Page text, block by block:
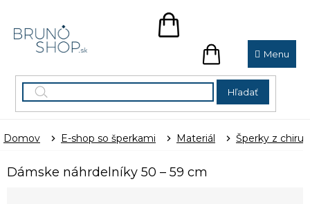
obsah
Hľadať
NÁKUPNÝ
NÁKUPNÝ
KOŠÍK
Domov E-shop so šperkami Materiál Šperky z
Dámske náhrdelníky 50 – 59 cm